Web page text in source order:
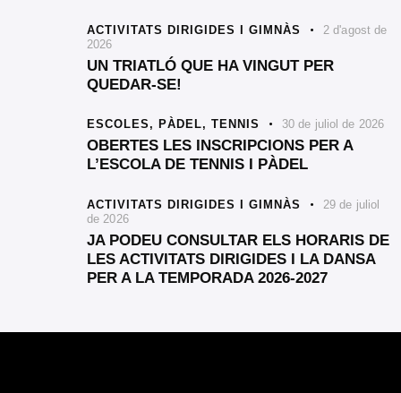
ACTIVITATS DIRIGIDES I GIMNÀS
2 d'agost de
2026
UN TRIATLÓ QUE HA VINGUT PER
QUEDAR-SE!
ESCOLES, PÀDEL, TENNIS 30 de juliol de 2026
OBERTES LES INSCRIPCIONS PER A
L’ESCOLA DE TENNIS I PÀDEL
ACTIVITATS DIRIGIDES I GIMNÀS
29 de juliol
de 2026
JA PODEU CONSULTAR ELS HORARIS DE
LES ACTIVITATS DIRIGIDES I LA DANSA
PER A LA TEMPORADA 2026-2027